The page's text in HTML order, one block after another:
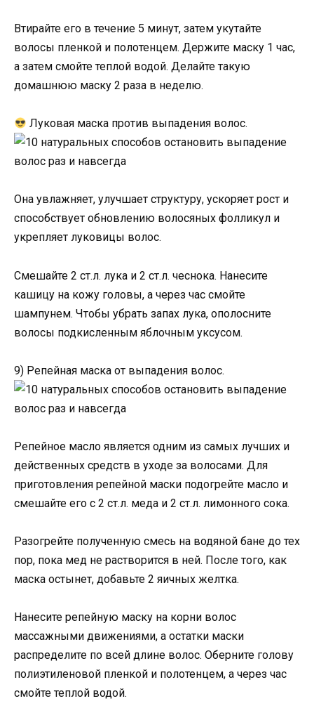
Втирайте его в течение 5 минут, затем укутайте
волосы пленкой и полотенцем. Держите маску 1 час,
а затем смойте теплой водой. Делайте такую
домашнюю маску 2 раза в неделю.
Луковая маска против выпадения волос.
Она увлажняет, улучшает структуру, ускоряет рост и
способствует обновлению волосяных фолликул и
укрепляет луковицы волос.
Смешайте 2 ст.л. лука и 2 ст.л. чеснока. Нанесите
кашицу на кожу головы, а через час смойте
шампунем. Чтобы убрать запах лука, ополосните
волосы подкисленным яблочным уксусом.
9) Репейная маска от выпадения волос.
Репейное масло является одним из самых лучших и
действенных средств в уходе за волосами. Для
приготовления репейной маски подогрейте масло и
смешайте его с 2 ст.л. меда и 2 ст.л. лимонного сока.
Разогрейте полученную смесь на водяной бане до тех
пор, пока мед не растворится в ней. После того, как
маска остынет, добавьте 2 яичных желтка.
Нанесите репейную маску на корни волос
массажными движениями, а остатки маски
распределите по всей длине волос. Оберните голову
полиэтиленовой пленкой и полотенцем, а через час
смойте теплой водой.